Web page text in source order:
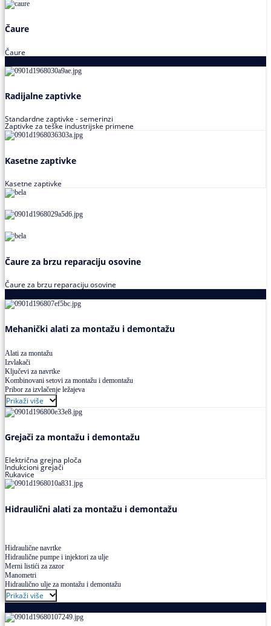
Čaure
Čaure
Radijalne zaptivke
Standardne zaptivke - semerinzi
Zaptivke za teške industrijske primene
Kasetne zaptivke
Kasetne zaptivke
Čaure za brzu reparaciju osovine
Čaure za brzu reparaciju osovine
Mehanički alati za montažu i demontažu
Alati za montažu
Izvlakači
Ključevi za navrtke
Kombinovani setovi za montažu i demontažu
Pribor za izvlačenje ležajeva
Prikaži više
Grejači za montažu i demontažu
Električna grejna ploča
Indukcioni grejači
Rukavice
Hidraulični alati za montažu i demontažu
Hidraulične navrtke
Hidraulične pumpe i injektori za ulje
Merni listići za zazor
Manometri
Hidraulično ulje za montažu i demontažu
Prikaži više